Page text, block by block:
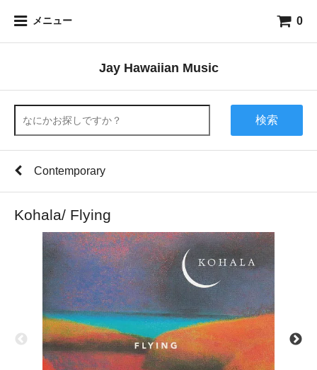
メニュー 0
Jay Hawaiian Music
検索
Contemporary
Kohala/ Flying